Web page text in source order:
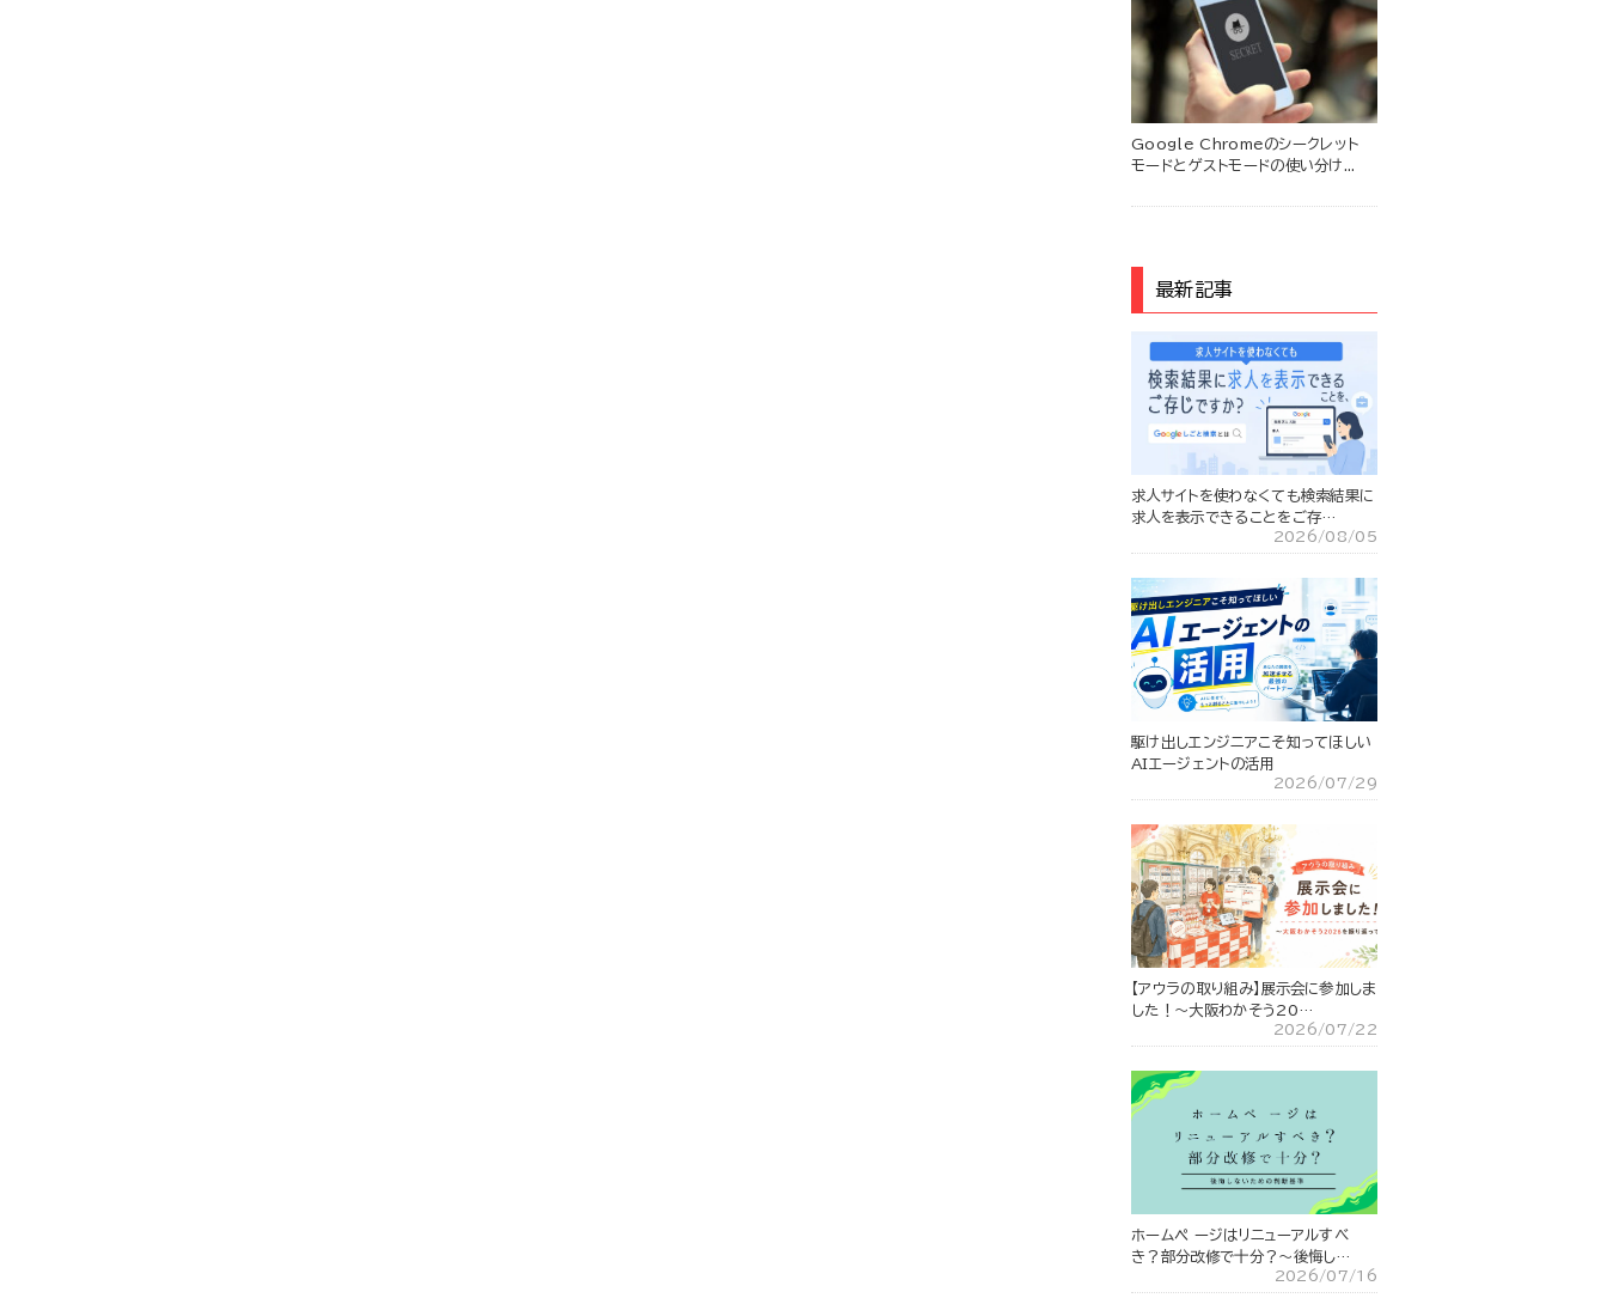
Google Chromeのシークレット
モードとゲストモードの使い分け...
最新記事
求人サイトを使わなくても検索結果に
求人を表示できることをご存…
2026/08/05
駆け出しエンジニアこそ知ってほしい
AIエージェントの活用
2026/07/29
【アウラの取り組み】展示会に参加しま
した！～大阪わかそう20…
2026/07/22
ホームペ ージはリニューアルすべ
き？部分改修で十分？〜後悔し…
2026/07/16